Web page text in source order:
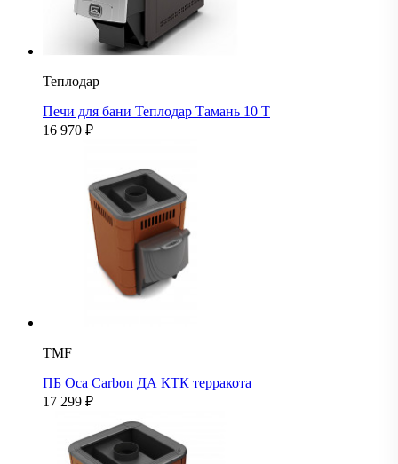
Теплодар
Печи для бани Теплодар Тамань 10 Т
16 970 ₽
TMF
ПБ Оса Carbon ДА КТК терракота
17 299 ₽